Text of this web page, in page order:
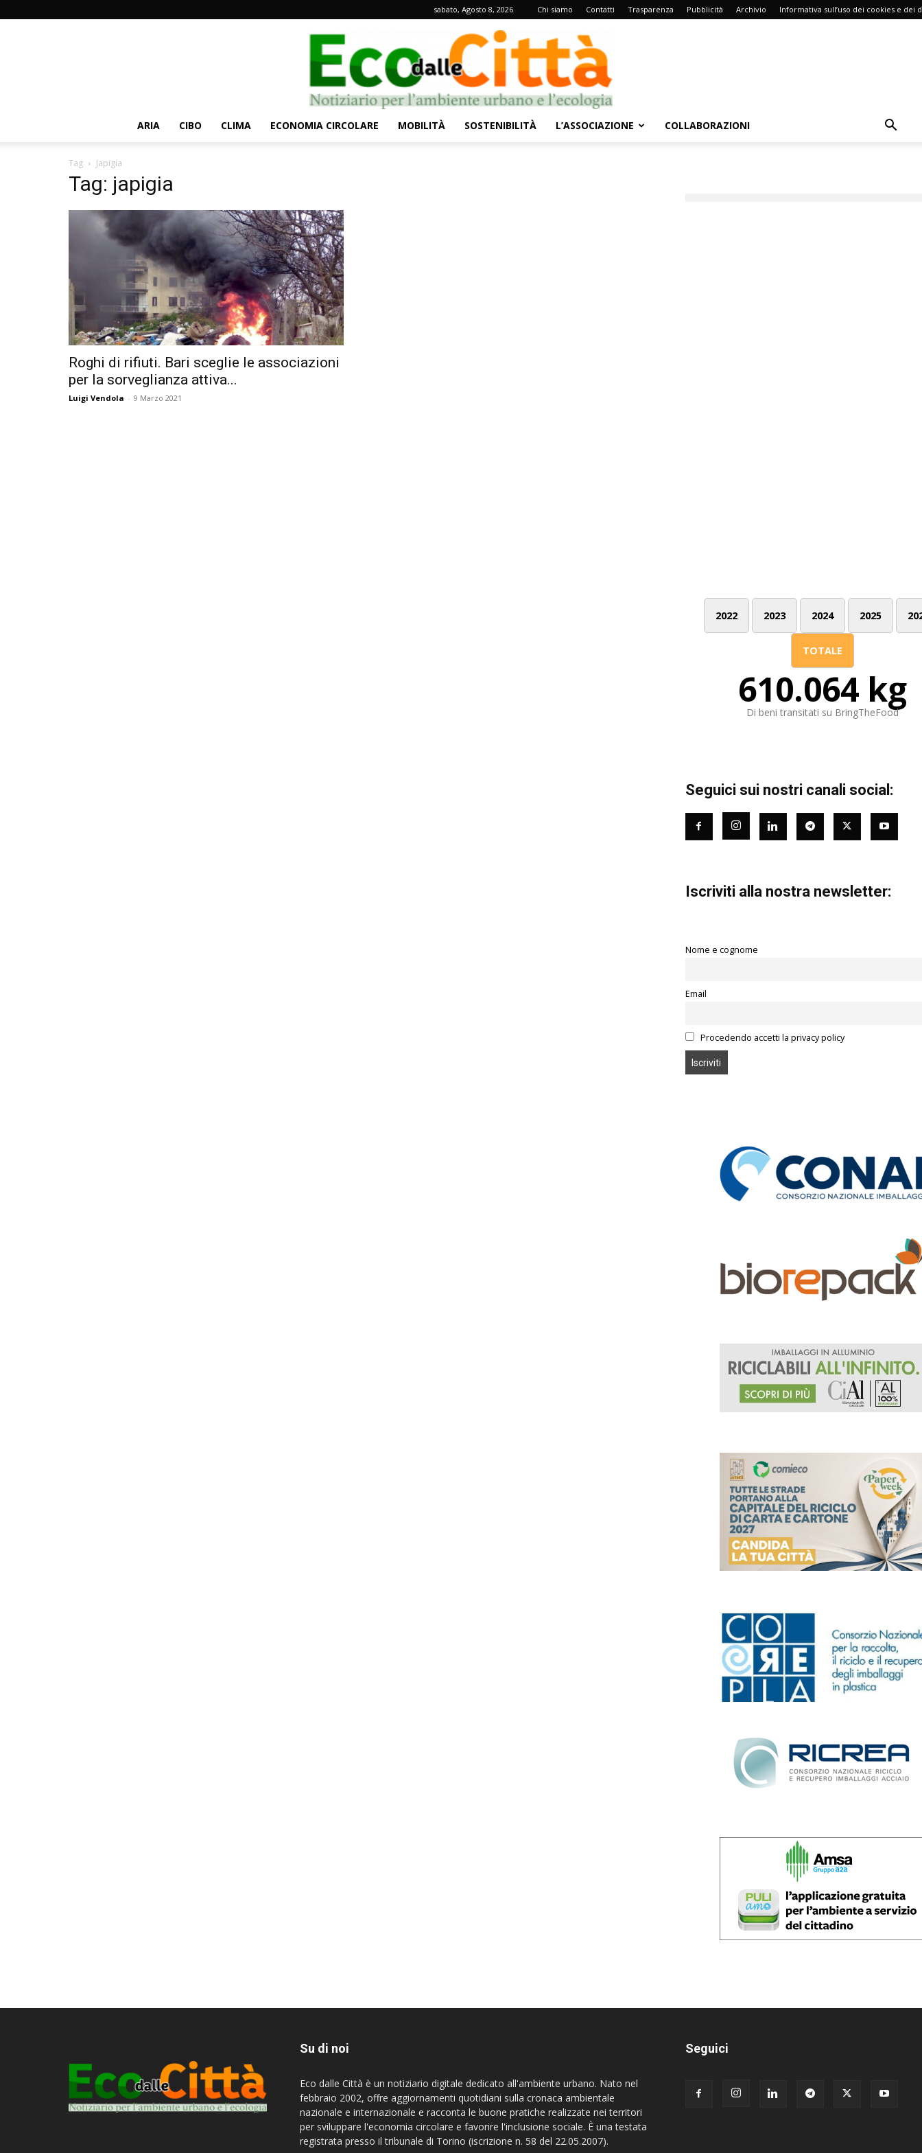
sabato, Agosto 8, 2026 Chi siamo Contatti Trasparenza Pubblicità Archivio Informativa sull’uso dei cookies e dei
ARIA CIBO CLIMA ECONOMIA CIRCOLARE MOBILITÀ SOSTENIBILITÀ L’ASSOCIAZIONE COLLABORAZIONI
Tag Japigia
Tag: japigia
Roghi di rifiuti. Bari sceglie le associazioni
per la sorveglianza attiva...
Luigi Vendola - 9 Marzo 2021
2022 2023 2024 2025
TOTALE
610.064 kg
Di beni transitati su BringTheFood
Seguici sui nostri canali social:
Iscriviti alla nostra newsletter:
Nome e cognome
Email
Procedendo accetti la privacy policy
Su di noi
Eco dalle Città è un notiziario digitale dedicato all'ambiente urbano. Nato nel
febbraio 2002, offre aggiornamenti quotidiani sulla cronaca ambientale
nazionale e internazionale e racconta le buone pratiche realizzate nei territori
per sviluppare l'economia circolare e favorire l'inclusione sociale. È una testata
registrata presso il tribunale di Torino (iscrizione n. 58 del 22.05.2007).
Seguici